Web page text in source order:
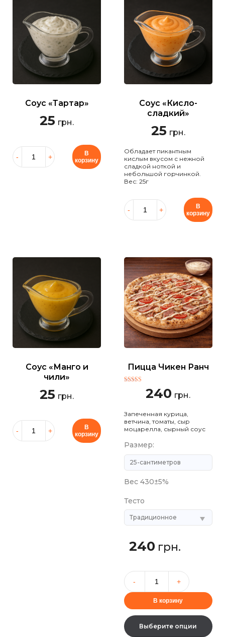
Соус «Тартар»
25 грн.
В
корзину
Соус «Кисло-
сладкий»
25 грн.
Обладает пикантным
кислым вкусом с нежной
сладкой ноткой и
небольшой горчинкой.
Вес: 25г
В
корзину
Соус «Манго и
чили»
25 грн.
В
корзину
Пицца Чикен Ранч
240 грн.
Запеченная курица,
ветчина, томаты, сыр
моцарелла, сырный соус
Размер:
Вес 430±5%
Тесто
240 грн.
В корзину
Выберите опции